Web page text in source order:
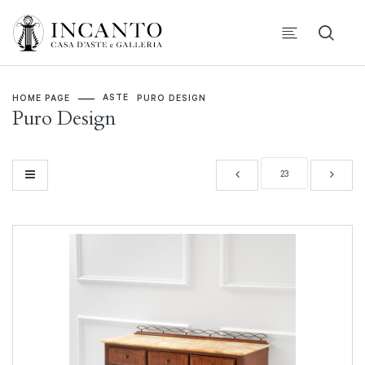
HOME PAGE ASTE PURO DESIGN
Puro Design